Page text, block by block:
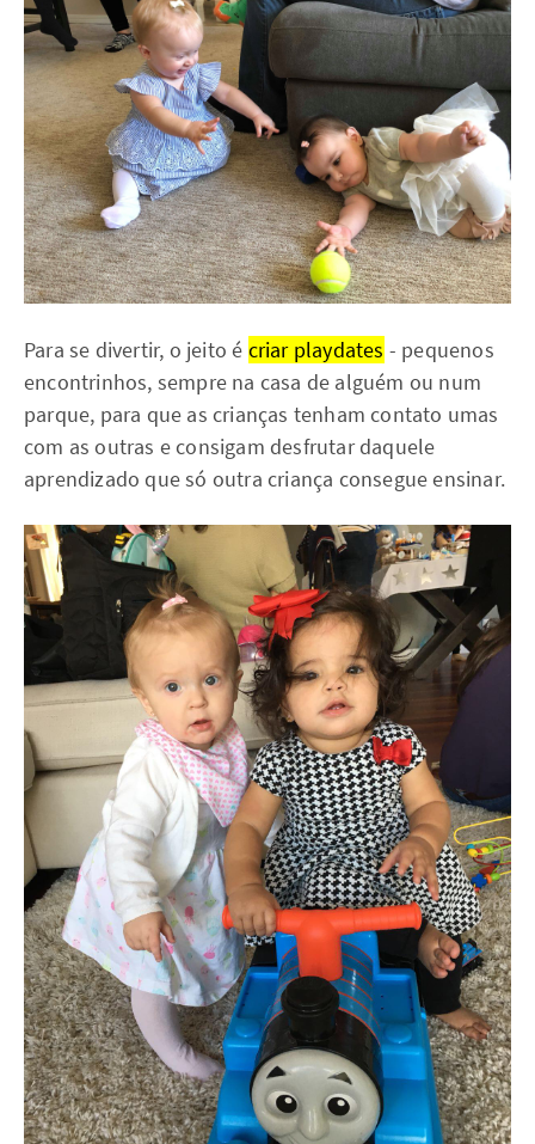
Para se divertir, o jeito é criar playdates - pequenos
encontrinhos, sempre na casa de alguém ou num
parque, para que as crianças tenham contato umas
com as outras e consigam desfrutar daquele
aprendizado que só outra criança consegue ensinar.